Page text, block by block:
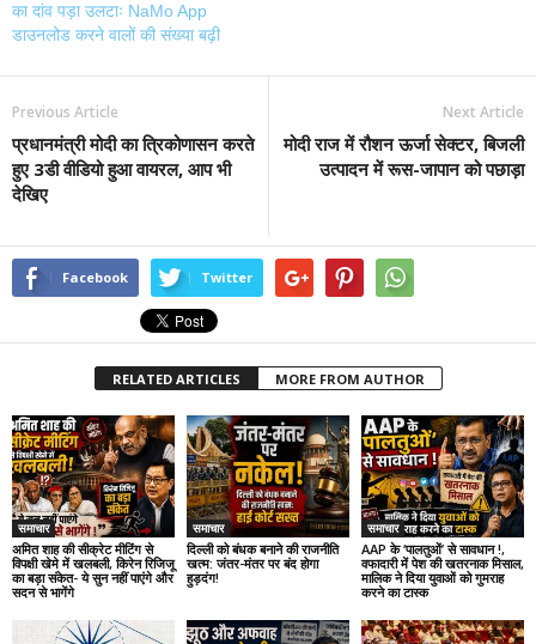
का दांव पड़ा उलटाः NaMo App
डाउनलोड करने वालों की संख्या बढ़ी
Previous Article
प्रधानमंत्री मोदी का त्रिकोणासन करते
हुए 3डी वीडियो हुआ वायरल, आप भी
देखिए
Next Article
मोदी राज में रौशन ऊर्जा सेक्टर, बिजली
उत्पादन में रूस-जापान को पछाड़ा
Facebook Twitter
RELATED ARTICLES MORE FROM AUTHOR
समाचार
अमित शाह की सीक्रेट मीटिंग से
विपक्षी खेमे में खलबली, किरेन रिजिजू
का बड़ा संकेत- ये सुन नहीं पाएंगे और
सदन से भागेंगे
समाचार
दिल्ली को बंधक बनाने की राजनीति
खत्म: जंतर-मंतर पर बंद होगा
हुड़दंग!
समाचार
AAP के ‘पालतुओं’ से सावधान !,
वफादारी में पेश की खतरनाक मिसाल,
मालिक ने दिया युवाओं को गुमराह
करने का टास्क